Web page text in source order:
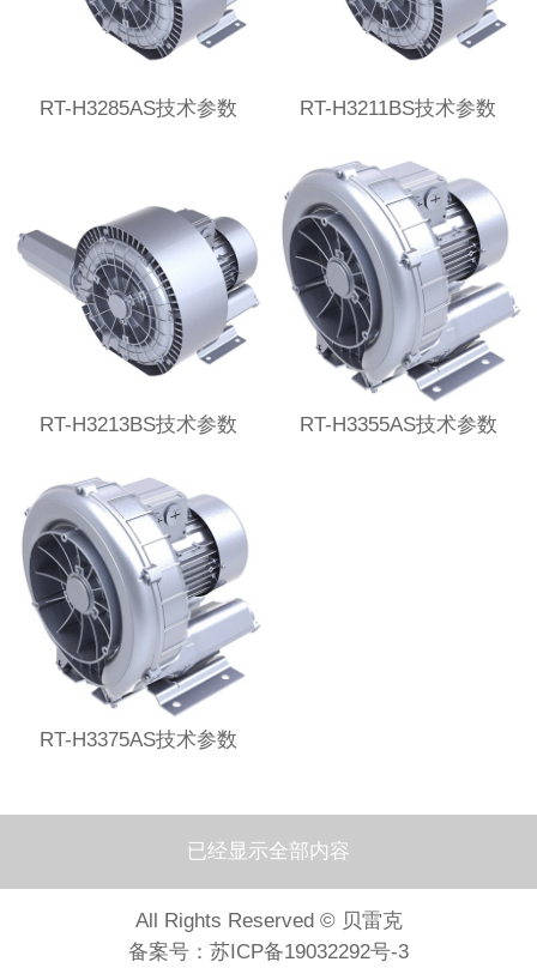
RT-H3285AS技术参数 RT-H3211BS技术参数
RT-H3213BS技术参数 RT-H3355AS技术参数
RT-H3375AS技术参数
已经显示全部内容
All Rights Reserved © 贝雷克
备案号： 苏ICP备19032292号-3